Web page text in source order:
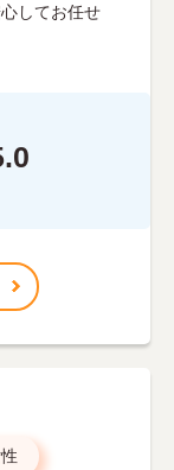
してお任せ